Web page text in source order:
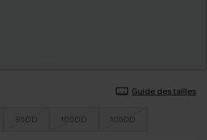
Guide des tailles
95DD 100DD 105DD